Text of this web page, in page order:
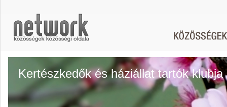
Kertészkedők és háziállat tartók klubja